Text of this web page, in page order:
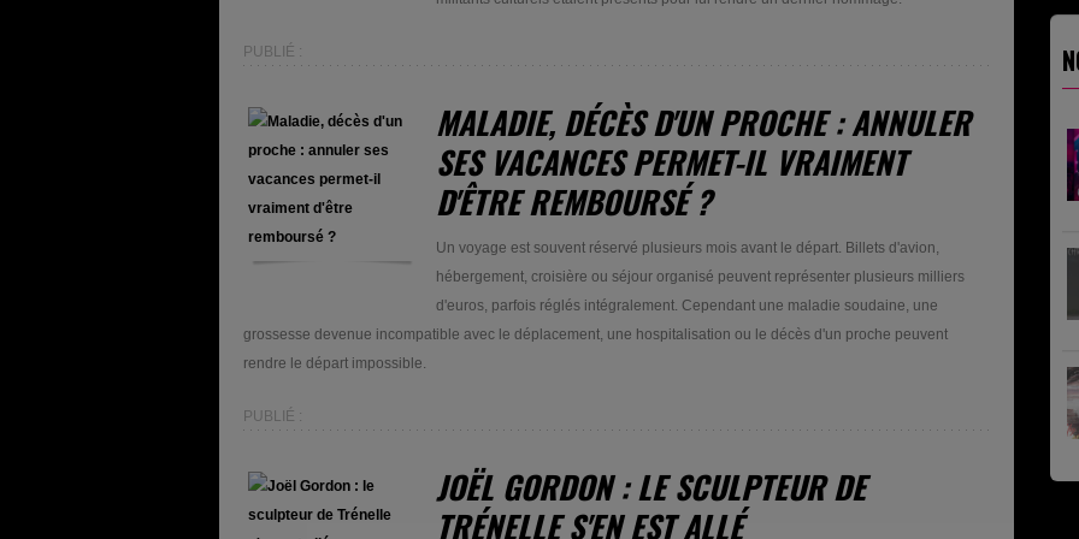
PUBLIÉ :
MALADIE, DÉCÈS D'UN PROCHE : ANNULER
SES VACANCES PERMET-IL VRAIMENT
D'ÊTRE REMBOURSÉ ?
Un voyage est souvent réservé plusieurs mois avant le départ. Billets d'avion,
hébergement, croisière ou séjour organisé peuvent représenter plusieurs milliers
d'euros, parfois réglés intégralement. Cependant une maladie soudaine, une
grossesse devenue incompatible avec le déplacement, une hospitalisation ou le décès d'un proche peuvent
rendre le départ impossible.
PUBLIÉ :
JOËL GORDON : LE SCULPTEUR DE
TRÉNELLE S'EN EST ALLÉ